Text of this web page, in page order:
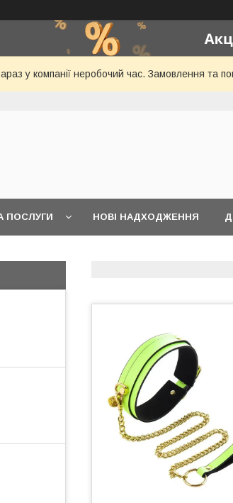
у компанії неробочий час. Замовлення та
ПОСЛУГИ НОВІ НАДХОДЖЕННЯ